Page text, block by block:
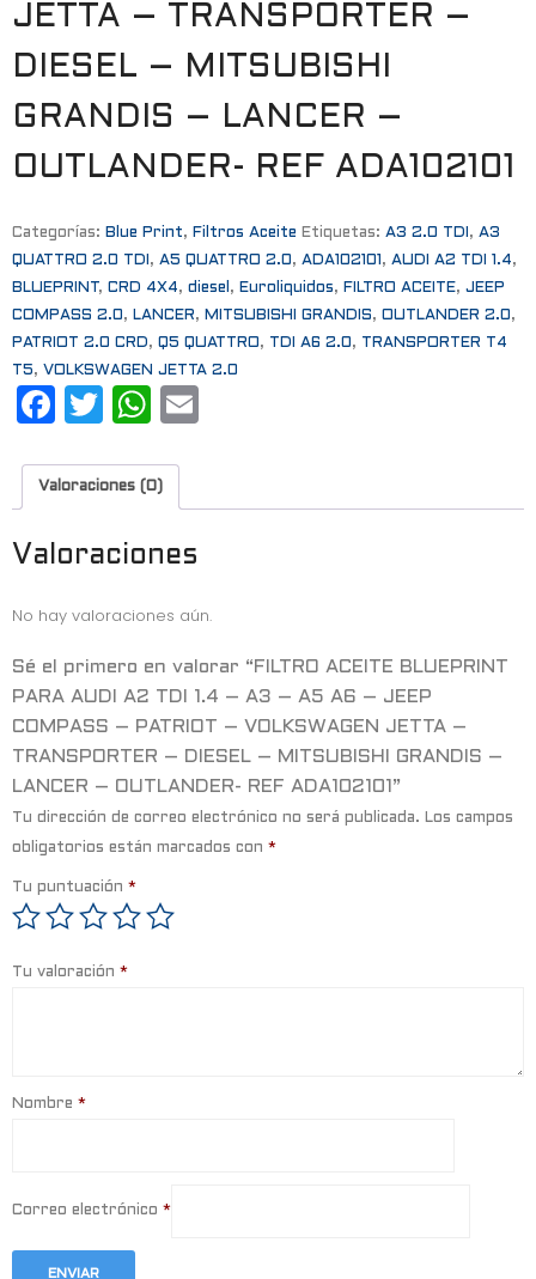
JETTA – TRANSPORTER –
DIESEL – MITSUBISHI
GRANDIS – LANCER –
OUTLANDER- REF ADA102101
Categorías: Blue Print, Filtros Aceite Etiquetas: A3 2.0 TDI , A3
QUATTRO 2.0 TDI , A5 QUATTRO 2.0, ADA102101 , AUDI A2 TDI 1.4,
BLUEPRINT , CRD 4X4, diesel , Euroliquidos, FILTRO ACEITE, JEEP
COMPASS 2.0, LANCER, MITSUBISHI GRANDIS, OUTLANDER 2.0,
PATRIOT 2.0 CRD, Q5 QUATTRO, TDI A6 2.0,
TRANSPORTER T4
T5, VOLKSWAGEN JETTA 2.0
F
c
b
o
k
T
it
e
W
a
s
p
l
Valoraciones (0)
Valoraciones
No hay valoraciones aún.
Sé el primero en valorar “FILTRO ACEITE BLUEPRINT
PARA AUDI A2 TDI 1.4 – A3 – A5 A6 – JEEP
COMPASS – PATRIOT – VOLKSWAGEN JETTA –
TRANSPORTER – DIESEL – MITSUBISHI GRANDIS –
LANCER – OUTLANDER- REF ADA102101”
Tu dirección de correo electrónico no será publicada. Los campos
obligatorios están marcados con *
Tu puntuación *
Tu valoración *
Nombre *
Correo electrónico *